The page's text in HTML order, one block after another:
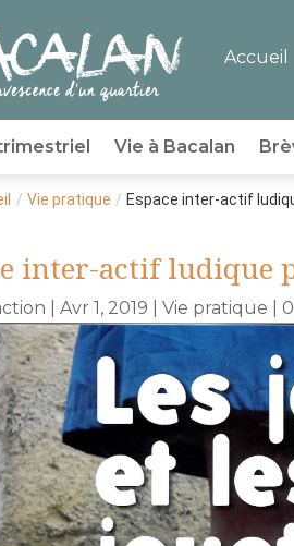
Accueil
Vie à Bacalan
/ Vie pratique / Espace inter-actif
inter-actif ludique
|Avr 1, 2019 |Vie pratique